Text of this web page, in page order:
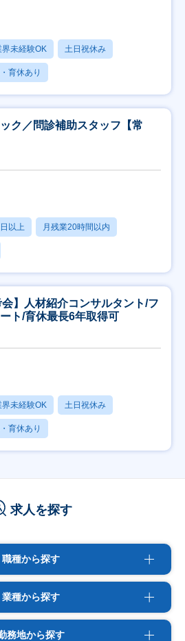
未経験OK 土日祝休み
育休あり
ク／問診補助スタッフ【常
以上 月残業20時間以内
会】人材紹介コンサルタント/フ
ト/育休最長6年取得可
未経験OK 土日祝休み
育休あり
求人を探す
職種から探す
業種から探す
務地から探す